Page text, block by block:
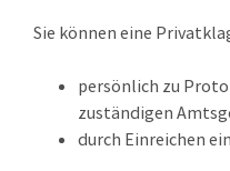
Sie können eine
persönlich zu
zuständigen
durch Einreichen